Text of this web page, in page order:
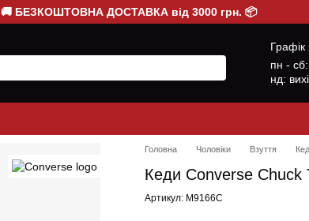
🚚 БЕЗКОШТОВНА ДОСТАВКА від 3000 грн. 📦
Графік
пн -
нд:
Головна Чоловіки Взуття
Кеди Converse Chuck
Артикул: M9166C